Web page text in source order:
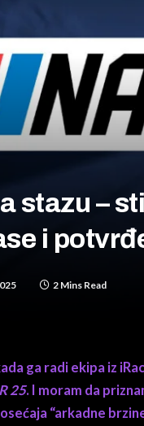
stazu –
i
2 Mins Read
ga radi ekipa iz
25. I moram da
“arkadne